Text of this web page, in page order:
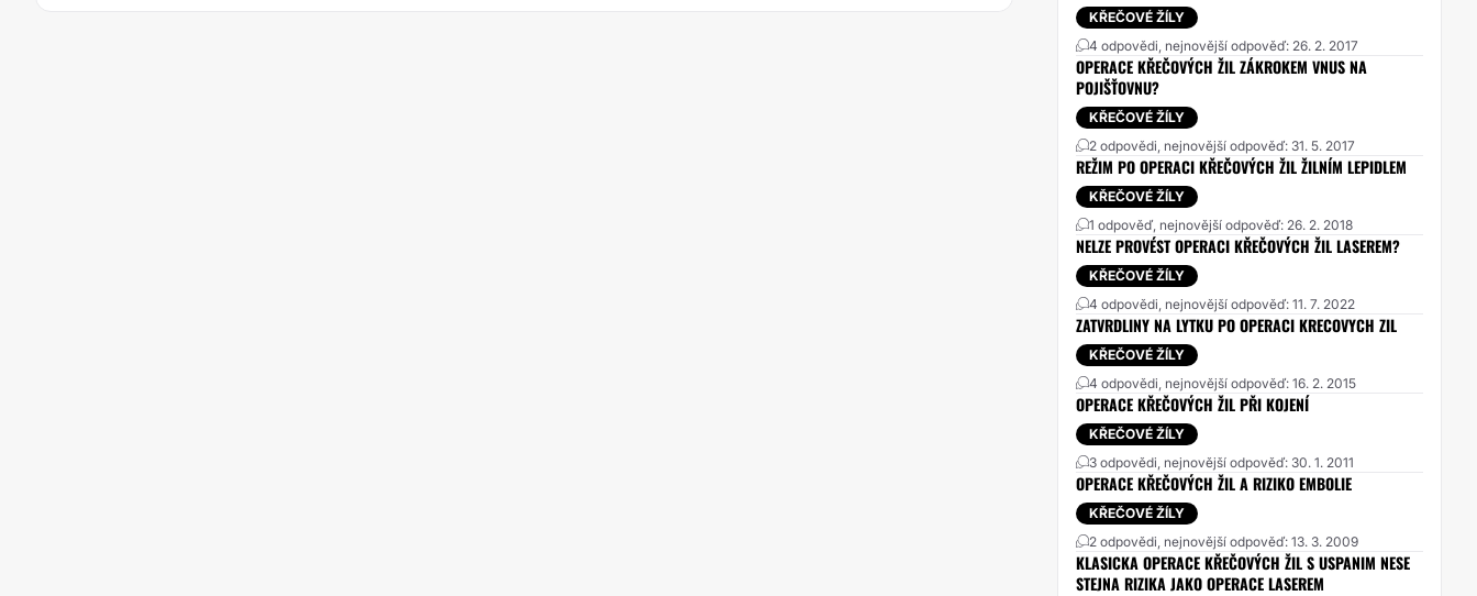
KŘEČOVÉ ŽÍLY
4 odpovědi, nejnovější odpověď: 26. 2. 2017
OPERACE KŘEČOVÝCH ŽIL ZÁKROKEM VNUS NA
POJIŠŤOVNU?
KŘEČOVÉ ŽÍLY
2 odpovědi, nejnovější odpověď: 31. 5. 2017
REŽIM PO OPERACI KŘEČOVÝCH ŽIL ŽILNÍM LEPIDLEM
KŘEČOVÉ ŽÍLY
1 odpověď, nejnovější odpověď: 26. 2. 2018
NELZE PROVÉST OPERACI KŘEČOVÝCH ŽIL LASEREM?
KŘEČOVÉ ŽÍLY
4 odpovědi, nejnovější odpověď: 11. 7. 2022
ZATVRDLINY NA LYTKU PO OPERACI KRECOVYCH ZIL
KŘEČOVÉ ŽÍLY
4 odpovědi, nejnovější odpověď: 16. 2. 2015
OPERACE KŘEČOVÝCH ŽIL PŘI KOJENÍ
KŘEČOVÉ ŽÍLY
3 odpovědi, nejnovější odpověď: 30. 1. 2011
OPERACE KŘEČOVÝCH ŽIL A RIZIKO EMBOLIE
KŘEČOVÉ ŽÍLY
2 odpovědi, nejnovější odpověď: 13. 3. 2009
KLASICKA OPERACE KŘEČOVÝCH ŽIL S USPANIM NESE
STEJNA RIZIKA JAKO OPERACE LASEREM